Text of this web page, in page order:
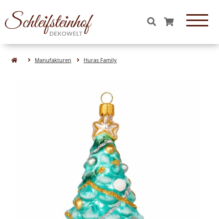
OBJEKTE & FIGUREN
Formen aus Glas
Figuren aus Glas
Natur& Wald aus Glas
Obst aus Glas
Gemüse aus Glas
WEIHNACHTEN
Manufakturen Huras Family